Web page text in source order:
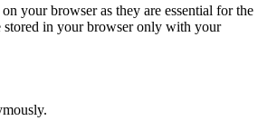
your browser as they are essential for the
stored in your browser only with your